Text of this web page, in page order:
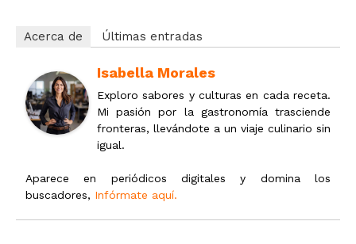
Acerca de Últimas entradas
Isabella Morales
Exploro sabores y culturas en cada receta.
Mi pasión por la gastronomía trasciende
fronteras, llevándote a un viaje culinario sin
igual.
Aparece en periódicos digitales y domina los
buscadores, Infórmate aquí.